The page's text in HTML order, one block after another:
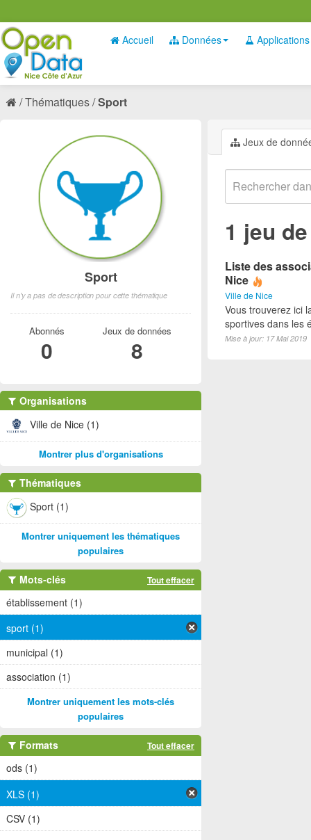
Accueil Données Applications
Thématiques Sport
Jeux de
1 jeu
Liste des
Nice
Ville de Nice
Vous trouverez ici
sportives dans les
Mise à jour: 17 Mai 2019
Sport
Il n'y a pas de description pour cette thématique
Abonnés
0
Jeux de données
8
Organisations
Ville de Nice (1)
Montrer plus d'organisations
Thématiques
Sport (1)
Montrer uniquement les thématiques
populaires
Mots-clés Tout effacer
établissement (1)
sport (1)
municipal (1)
association (1)
Montrer uniquement les mots-clés
populaires
Formats Tout effacer
ods (1)
XLS (1)
CSV (1)